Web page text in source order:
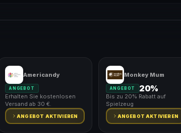
Americandy
ANGEBOT
Erhalten Sie kostenlosen
Versand ab 30 €.
ANGEBOT AKTIVIEREN
Monkey Mum
ANGEBOT 20%
Bis zu 20% Rabatt auf
Spielzeug
ANGEBOT AKTIVIEREN